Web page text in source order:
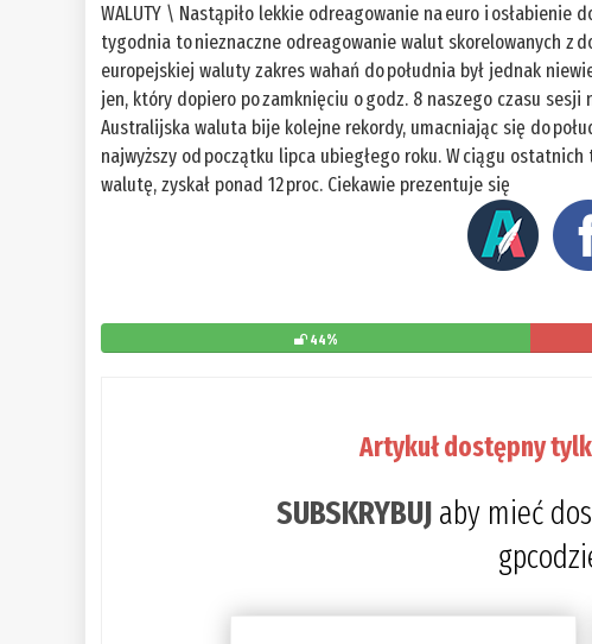
WALUTY \ Nastąpiło lekkie odreagowanie na euro i
tygodnia to nieznaczne odreagowanie walut skorelowanych z
europejskiej waluty zakres wahań do południa był jednak
jen, który dopiero po zamknięciu o godz. 8 naszego czasu sesji
Australijska waluta bije kolejne rekordy, umacniając się do
najwyższy od początku lipca ubiegłego roku. W ciągu
walutę, zyskał ponad 12 proc. Ciekawie prezentuje się
44%
Artykuł dostępny
SUBSKRYBUJaby mieć